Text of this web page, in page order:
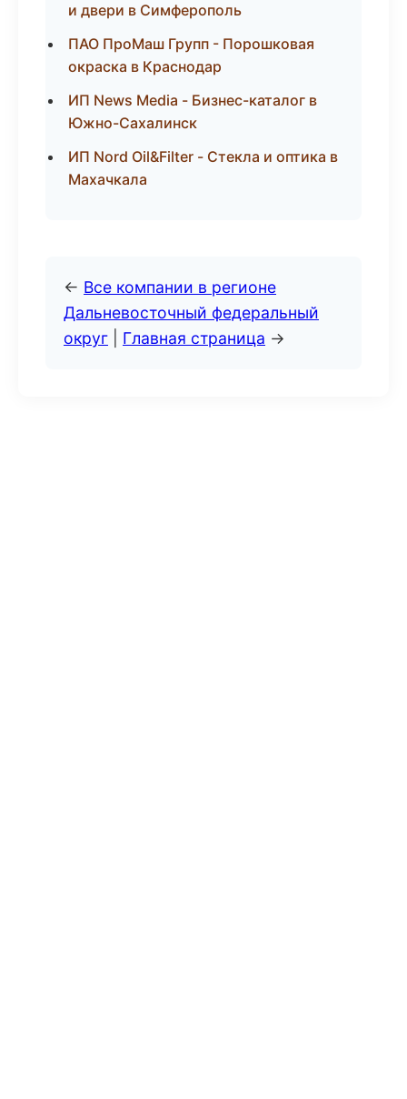
и двери в Симферополь
ПАО ПроМаш Групп - Порошковая
окраска в Краснодар
ИП News Media - Бизнес-каталог в
Южно-Сахалинск
ИП Nord Oil&Filter - Стекла и оптика в
Махачкала
← Все компании в регионе
Дальневосточный федеральный
округ
Главная страница →